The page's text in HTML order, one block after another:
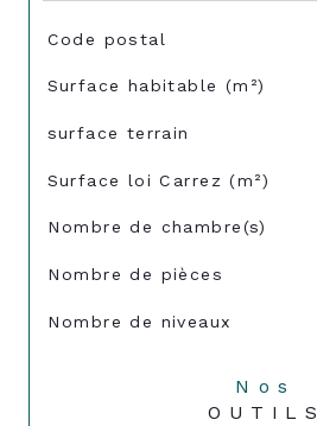
TRAD_SIROCCO_Caracteristique
Code postal
Surface habitable (m²)
surface terrain
Surface loi Carrez (m²)
Nombre de chambre(s)
Nombre de pièces
Nombre de niveaux
Nos
OUTILS